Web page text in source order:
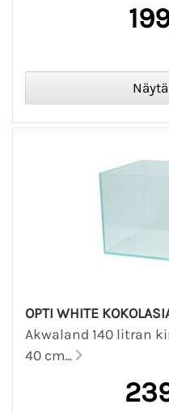
OPTI WHITE
Akwaland 140 litran
40 cm...